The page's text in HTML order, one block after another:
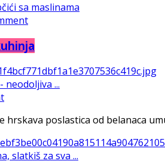
sa maslinama
neodoljiva ...
hrskava poslastica od belanaca
slatkiš za sva ...